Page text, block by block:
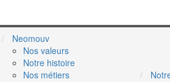
Neomouv
Nos valeurs
Notre histoire
Nos métiers